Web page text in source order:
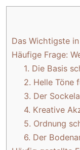
Das Wichtigste
Häufige Frage:
1. Die Basis
2. Helle Töne
3. Der
4. Kreative
5. Ordnung
6. Der